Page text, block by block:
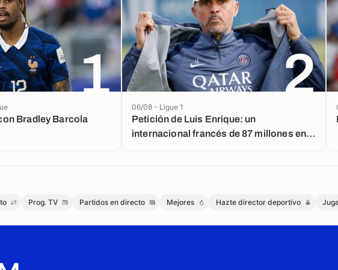
1
Bradley Barcola
2
Petición de Luis Enrique: un
internacional francés de 87 millones en
06/08 - Ligue 1
Prog. TV Partidos en directo Mejores Hazte director deportivo